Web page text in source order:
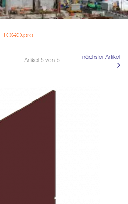
LOGO.pro
Artikel 5 von 6 nächster Artikel